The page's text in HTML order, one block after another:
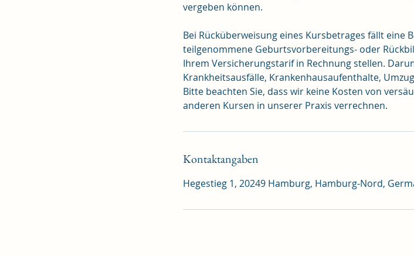
vergeben können.
Bei Rücküberweisung eines Kursbetrages fällt eine
teilgenommene Geburtsvorbereitungs- oder
Ihrem Versicherungstarif in Rechnung stellen.
Krankheitsausfälle, Krankenhausaufenthalte,
Bitte beachten Sie, dass wir keine Kosten von
anderen Kursen in unserer Praxis verrechnen.
Kontaktangaben
Hegestieg 1, 20249 Hamburg, Hamburg-Nord,